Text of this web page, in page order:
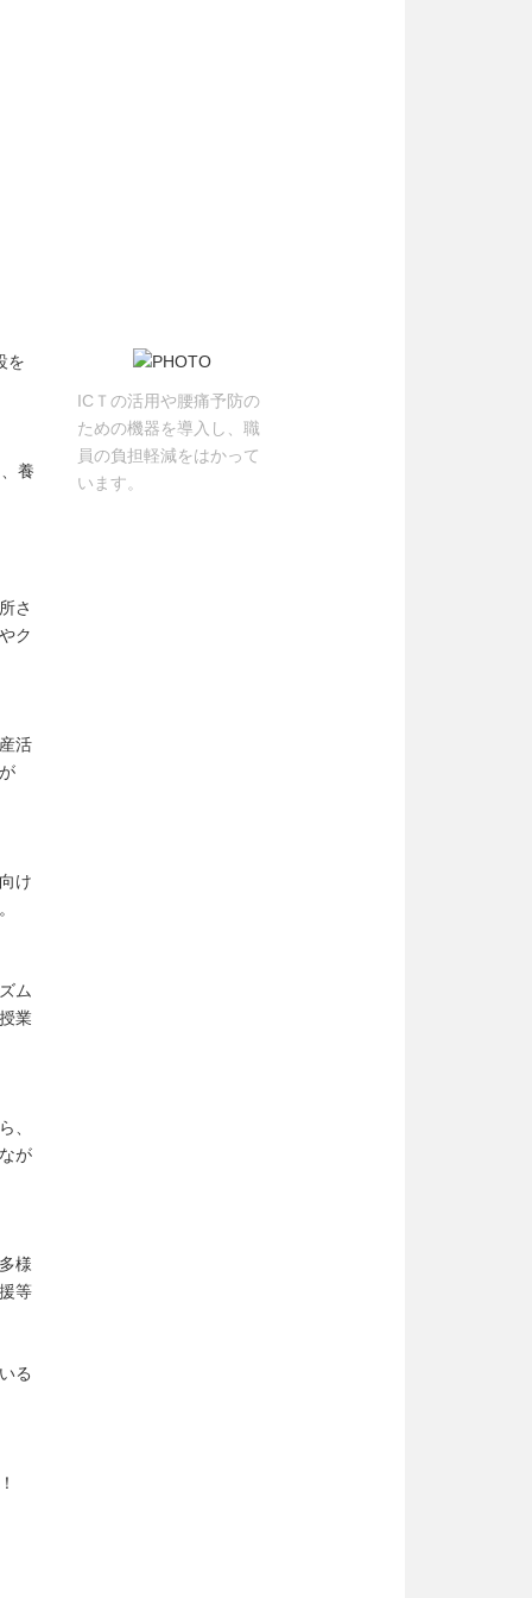
を
養
さ
ク
活
け
ム
業
、
が
様
等
る
ICＴの活用や腰痛予防の
ための機器を導入し、職
員の負担軽減をはかって
います。